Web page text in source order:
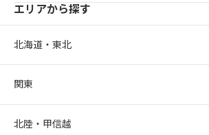
エリアから探す
北海道・東北
関東
北陸・甲信越